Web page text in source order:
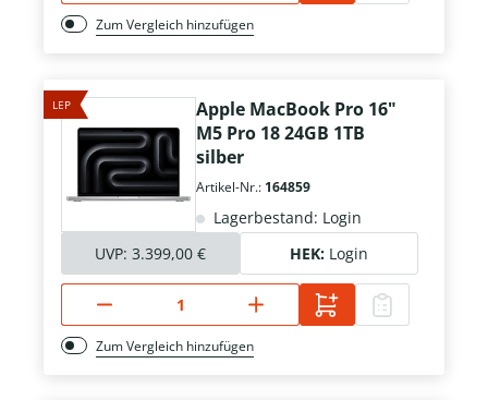
Zum Vergleich hinzufügen
LEP
Apple MacBook Pro 16"
M5 Pro 18 24GB 1TB
silber
Artikel-Nr.: 164859
Lagerbestand: Login
UVP: 3.399,00 € HEK: Login
Zum Vergleich hinzufügen